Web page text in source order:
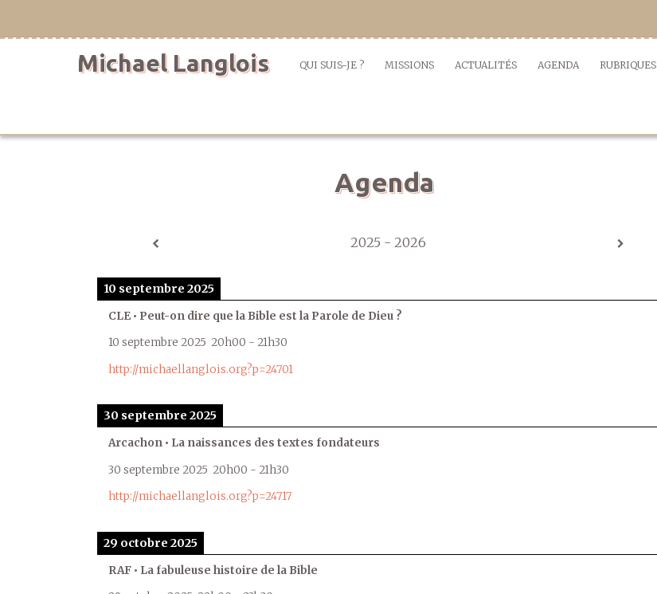
Michael Langlois QUI SUIS-JE ? MISSIONS ACTUALITÉS AGENDA RUBRIQUES
Agenda
2025 - 2026
10 septembre 2025
CLE • Peut-on dire que la Bible est la Parole de Dieu ?
10 septembre 2025 20h00 - 21h30
http://michaellanglois.org?p=24701
30 septembre 2025
Arcachon • La naissances des textes fondateurs
30 septembre 2025 20h00 - 21h30
http://michaellanglois.org?p=24717
29 octobre 2025
RAF • La fabuleuse histoire de la Bible